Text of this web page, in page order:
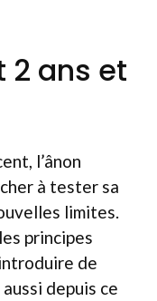
2 ans et
l’ânon
à tester sa
limites.
principes
de
depuis ce